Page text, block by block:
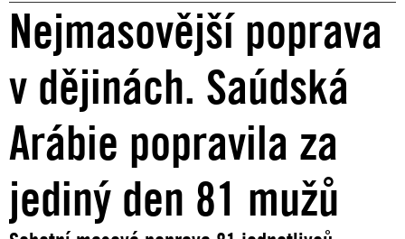
Nejmasovější poprava
v dějinách. Saúdská
Arábie popravila za
jediný den 81 mužů